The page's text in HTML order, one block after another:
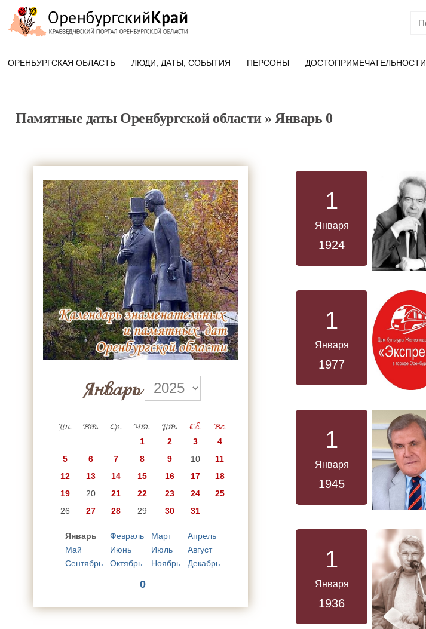
ОРЕНБУРГСКАЯ ОБЛАСТЬ ЛЮДИ, ДАТЫ, CОБЫТИЯ
ПАМЯТНЫЕ ДАТЫ ОРЕНБУРГСКОЙ
ПЕРСОНЫ ДОСТОПРИМЕЧАТЕЛЬНОСТИ
Памятные даты Оренбургской области» Январь 0
Январь
Пн. Вт. Ср. Чт. Пт. Сб. Вс.
1 2 3
4
5
6 7 8 9 10
11
12
13 14 15 16 17
18
19
20 21 22 23 24
25
26
27 28 29 30 31
Январь Февраль Март
Апрель
Май
Июнь Июль
Август
Сентябрь
Октябрь Ноябрь Декабрь
0
1
Января
1924
1
Января
1977
1
Января
1945
1
Января
1936